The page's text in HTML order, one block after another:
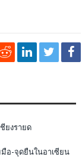
ยงรายด
อ-จุดยืนในอาเซียน